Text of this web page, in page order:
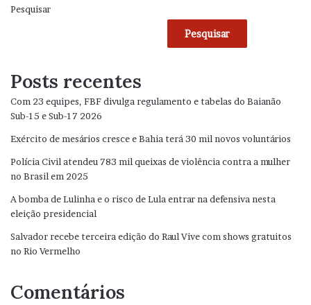
Pesquisar
Pesquisar
Posts recentes
Com 23 equipes, FBF divulga regulamento e tabelas do Baianão
Sub-15 e Sub-17 2026
Exército de mesários cresce e Bahia terá 30 mil novos voluntários
Polícia Civil atendeu 783 mil queixas de violência contra a mulher
no Brasil em 2025
A bomba de Lulinha e o risco de Lula entrar na defensiva nesta
eleição presidencial
Salvador recebe terceira edição do Raul Vive com shows gratuitos
no Rio Vermelho
Comentários